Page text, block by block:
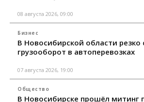
08 августа 2026, 09:00
Бизнес
В Новосибирской области резко
грузооборот в автоперевозках
07 августа 2026, 19:00
Общество
В Новосибирске прошёл митинг